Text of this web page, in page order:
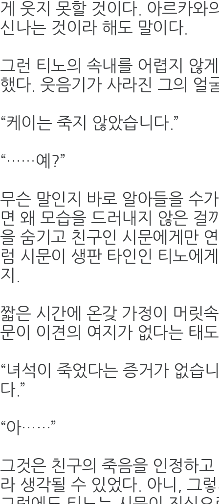
게 웃지 못할 것이다. 아르카와
신나는 것이라 해도 말이다.
그런 티노의 속내를 어렵지 않
했다. 웃음기가 사라진 그의 얼
“케이는 죽지 않았습니다.”
“……예?”
무슨 말인지 바로 알아들을 수
면 왜 모습을 드러내지 않은 걸
을 숨기고 친구인 시문에게만
럼 시문이 생판 타인인 티노에
지.
짧은 시간에 온갖 가정이 머릿
문이 이견의 여지가 없다는 태
“녀석이 죽었다는 증거가 없습
다.”
“아……”
그것은 친구의 죽음을 인정하
라 생각될 수 있었다. 아니, 그